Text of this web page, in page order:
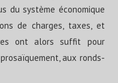
du système économique
de charges, taxes, et
ont alors suffit pour
aux ronds-